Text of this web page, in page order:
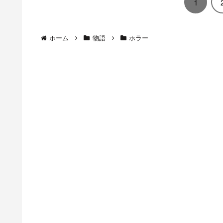
1
ホーム 物語 ホラー